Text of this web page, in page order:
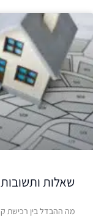
שאלות
מה ההבדל בין רכישת